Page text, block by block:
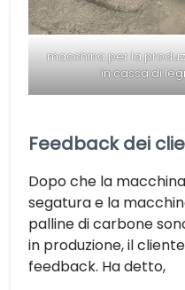
macchina per la
in cassa di
Feedback dei
Dopo che la
segatura e la
palline di carbone
in produzione, il
feedback. Ha detto,